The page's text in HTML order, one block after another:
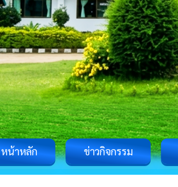
หน้าหลัก ข่าวกิจกรรม